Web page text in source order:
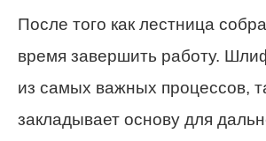
После того как лестница
время завершить работу.
из самых важных процессов,
закладывает основу для